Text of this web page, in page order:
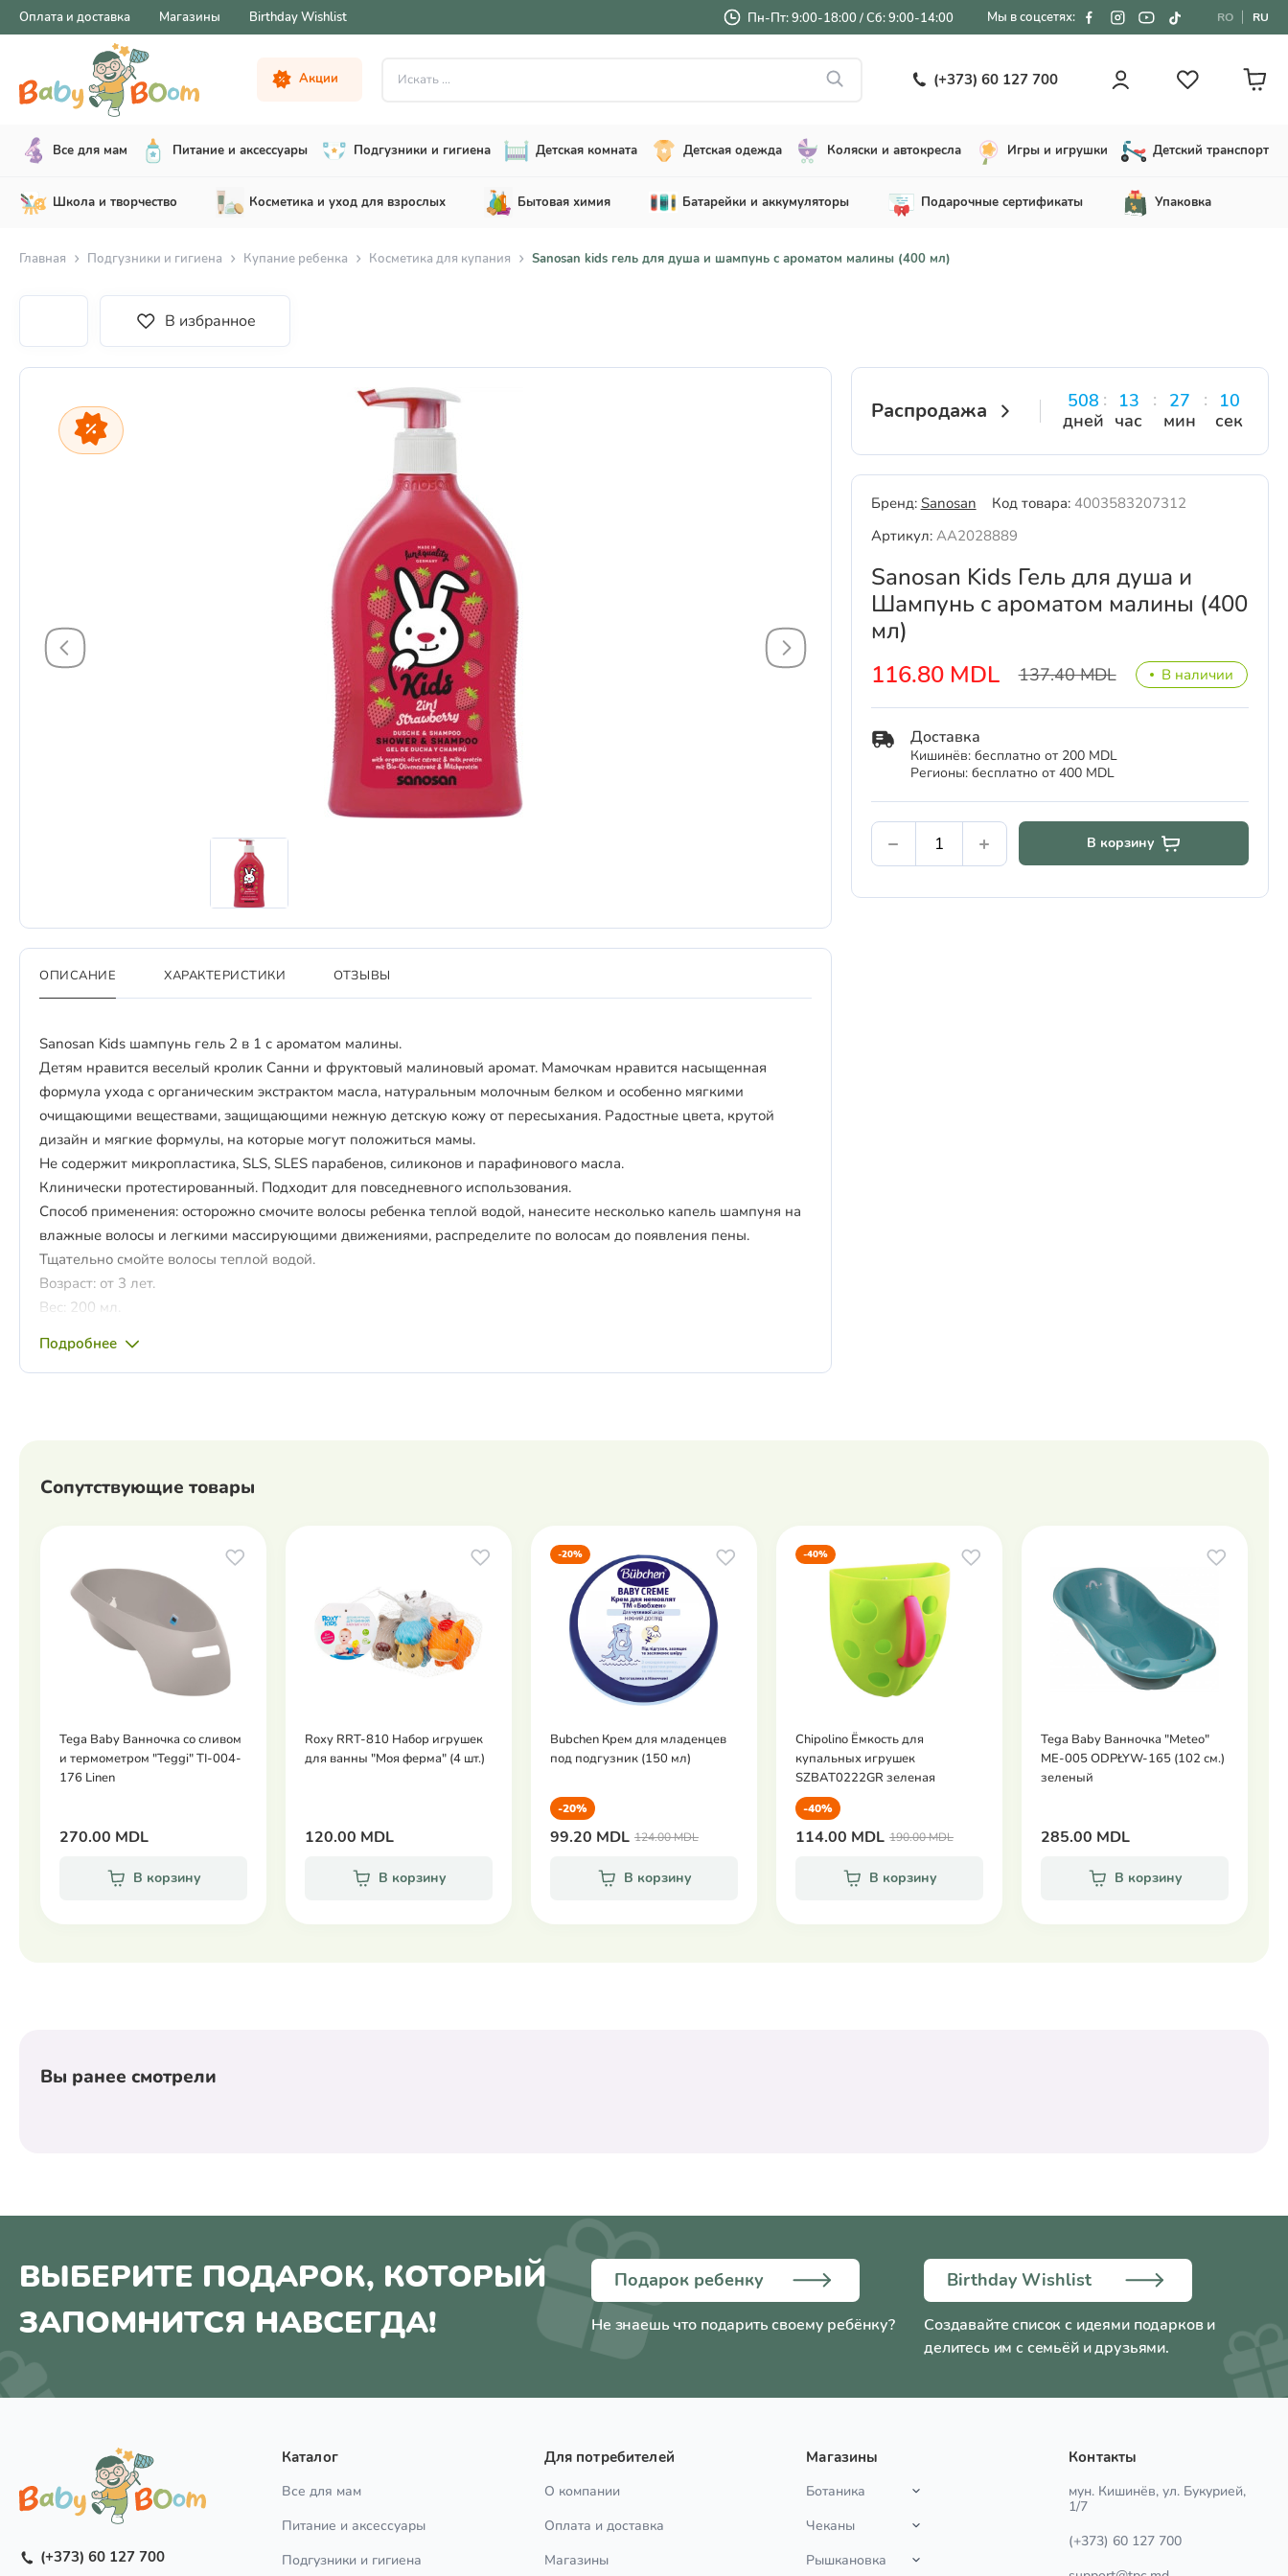
Оплата и доставка Магазины Birthday Wishlist Пн-Пт: 9:00-18:00 / Сб: 9:00-14:00 Мы в соцсетях: RO RU
Акции (+373) 60 127 700
Все для мам Питание и аксессуары Подгузники и гигиена Детская комната Детская одежда Коляски и автокресла Игры и игрушки Детский транспорт
Школа и творчество Косметика и уход для взрослых Бытовая химия Батарейки и аккумуляторы Подарочные сертификаты Упаковка
Главная Подгузники и гигиена Купание ребенка Косметика для купания Sanosan kids гель для душа и шампунь с ароматом малины (400 мл)
В избранное
Распродажа
508
дней
13
час
27
мин
09
сек
Бренд: Sanosan Код товара: 4003583207312
Артикул: AA2028889
Sanosan Kids Гель для душа и
Шампунь с ароматом малины (400
мл)
116.80 MDL
137.40 MDL В наличии
Доставка
Кишинёв: бесплатно от 200 MDL
Регионы: бесплатно от 400 MDL
В корзину
ОПИСАНИЕ ХАРАКТЕРИСТИКИ ОТЗЫВЫ
Sanosan Kids шампунь гель 2 в 1 с ароматом малины.
Детям нравится веселый кролик Санни и фруктовый малиновый аромат. Мамочкам нравится насыщенная
формула ухода с органическим экстрактом масла, натуральным молочным белком и особенно мягкими
очищающими веществами, защищающими нежную детскую кожу от пересыхания. Радостные цвета, крутой
дизайн и мягкие формулы, на которые могут положиться мамы.
Не содержит микропластика, SLS, SLES парабенов, силиконов и парафинового масла.
Клинически протестированный. Подходит для повседневного использования.
Способ применения: осторожно смочите волосы ребенка теплой водой, нанесите несколько капель шампуня на
влажные волосы и легкими массирующими движениями, распределите по волосам до появления пены.
Тщательно смойте волосы теплой водой.
Возраст: от 3 лет.
Вес: 200 мл.
Подробнее
Сопутствующие товары
Tega Baby Ванночка со сливом
и термометром "Teggi" TI-004-
176 Linen
270.00 MDL
В корзину
Roxy RRT-810 Набор игрушек
для ванны "Моя ферма" (4 шт.)
120.00 MDL
В корзину
-20%
Bubchen Крем для младенцев
под подгузник (150 мл)
-20%
99.20 MDL 124.00 MDL
В корзину
-40%
Chipolino Ёмкость для
купальных игрушек
SZBAT0222GR зеленая
-40%
114.00 MDL 190.00 MDL
В корзину
Tega Baby Ванночка "Meteo"
ME-005 ODPŁYW-165 (102 см.)
зеленый
285.00 MDL
В корзину
Вы ранее смотрели
ВЫБЕРИТЕ ПОДАРОК, КОТОРЫЙ
ЗАПОМНИТСЯ НАВСЕГДА!
Подарок ребенку
Не знаешь что подарить своему ребёнку?
Birthday Wishlist
Создавайте список с идеями подарков и
делитесь им с семьёй и друзьями.
(+373) 60 127 700
Каталог
Все для мам
Питание и аксессуары
Подгузники и гигиена
Для потребителей
О компании
Оплата и доставка
Магазины
Магазины
Ботаника
Чеканы
Рышкановка
Контакты
мун. Кишинёв, ул. Букурией,
1/7
(+373) 60 127 700